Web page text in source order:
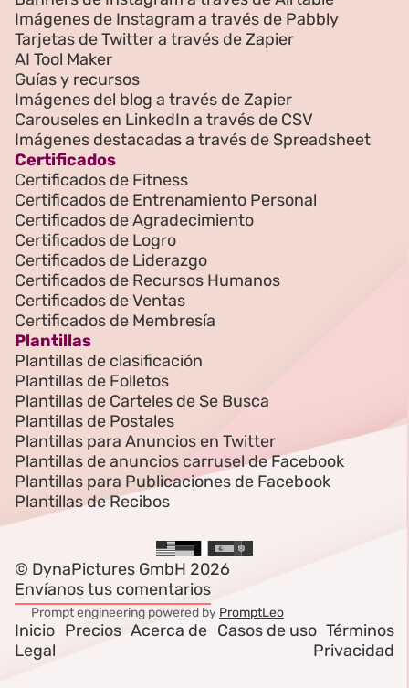
Imágenes de Instagram a través de Pabbly
Tarjetas de Twitter a través de Zapier
AI Tool Maker
Guías y recursos
Imágenes del blog a través de Zapier
Carouseles en LinkedIn a través de CSV
Imágenes destacadas a través de Spreadsheet
Certificados
Certificados de Fitness
Certificados de Entrenamiento Personal
Certificados de Agradecimiento
Certificados de Logro
Certificados de Liderazgo
Certificados de Recursos Humanos
Certificados de Ventas
Certificados de Membresía
Plantillas
Plantillas de clasificación
Plantillas de Folletos
Plantillas de Carteles de Se Busca
Plantillas de Postales
Plantillas para Anuncios en Twitter
Plantillas de anuncios carrusel de Facebook
Plantillas para Publicaciones de Facebook
Plantillas de Recibos
© DynaPictures GmbH 2026
Envíanos tus comentarios
Prompt engineering powered by PromptLeo
Inicio Precios Acerca de Casos de uso Términos
Legal
Privacidad